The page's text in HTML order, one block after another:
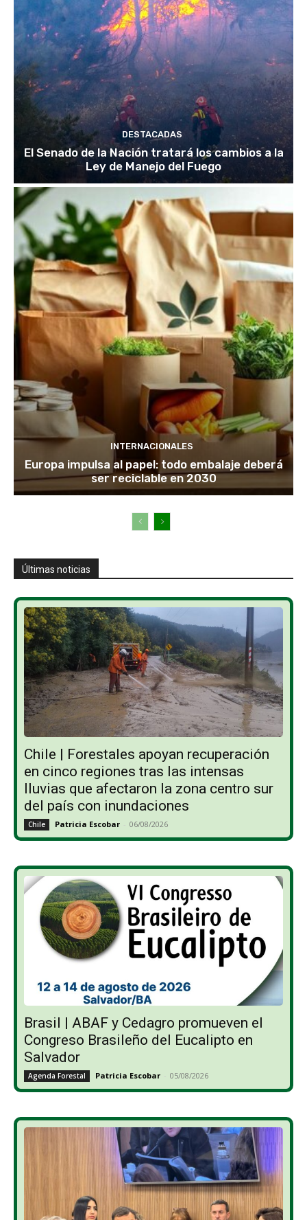
DESTACADAS
El Senado de la Nación tratará los cambios a la
Ley de Manejo del Fuego
INTERNACIONALES
Europa impulsa al papel: todo embalaje deberá
ser reciclable en 2030
Últimas noticias
Chile | Forestales apoyan recuperación
en cinco regiones tras las intensas
lluvias que afectaron la zona centro sur
del país con inundaciones
Chile Patricia Escobar - 06/08/2026
Brasil | ABAF y Cedagro promueven el
Congreso Brasileño del Eucalipto en
Salvador
Agenda Forestal Patricia Escobar - 05/08/2026